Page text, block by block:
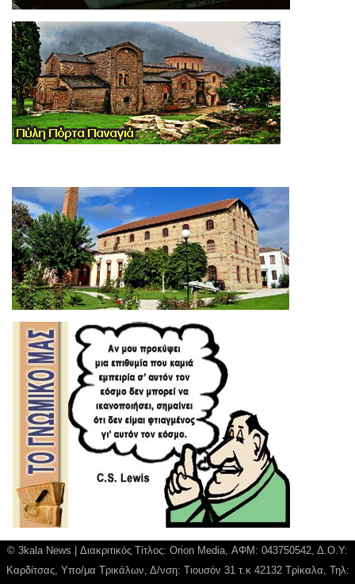
© 3kala News | Διακριτικός Τίτλος: Orion Media, ΑΦΜ: 043750542, Δ.Ο.Υ:
Καρδίτσας, Υπο/μα Τρικάλων, Δ/νση: Τιουσόν 31 τ.κ 42132 Τρίκαλα, Τηλ: